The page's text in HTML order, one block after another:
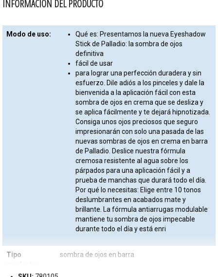
INFORMACIÓN DEL PRODUCTO
Modo de uso:
Qué es: Presentamos la nueva Eyeshadow
Stick de Palladio: la sombra de ojos
definitiva
fácil de usar
para lograr una perfección duradera y sin
esfuerzo. Dile adiós a los pinceles y dale la
bienvenida a la aplicación fácil con esta
sombra de ojos en crema que se desliza y
se aplica fácilmente y te dejará hipnotizada.
Consiga unos ojos preciosos que seguro
impresionarán con solo una pasada de las
nuevas sombras de ojos en crema en barra
de Palladio. Deslice nuestra fórmula
cremosa resistente al agua sobre los
párpados para una aplicación fácil y a
prueba de manchas que durará todo el día.
Por qué lo necesitas: Elige entre 10 tonos
deslumbrantes en acabados mate y
brillante. La fórmula antiarrugas modulable
mantiene tu sombra de ojos impecable
durante todo el día y está enri
Tipo
sombra de ojos en barra